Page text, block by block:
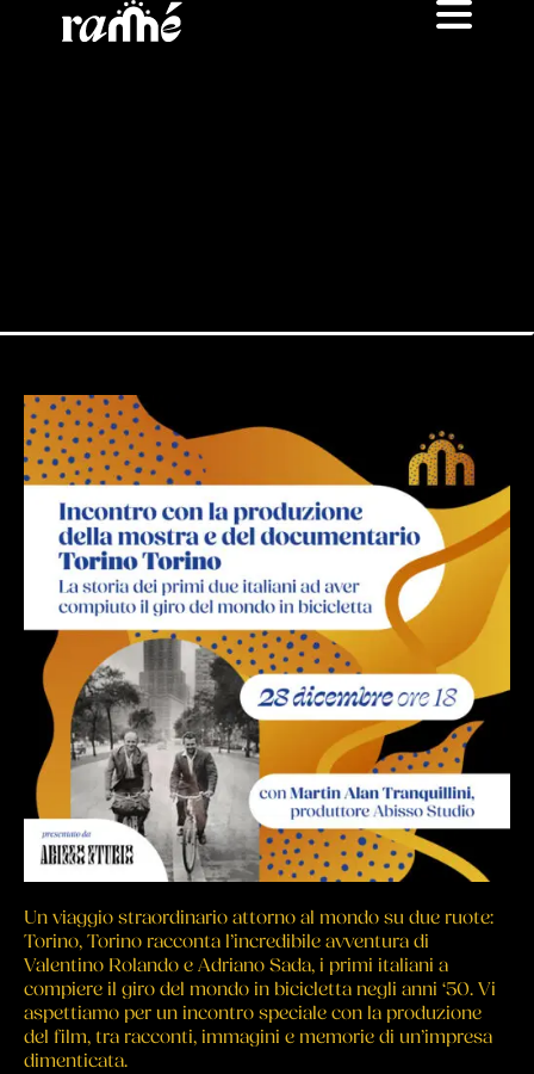
Un viaggio straordinario attorno al mondo su due ruote:
Torino, Torino racconta l’incredibile avventura di
Valentino Rolando e Adriano Sada, i primi italiani a
compiere il giro del mondo in bicicletta negli anni ‘50. Vi
aspettiamo per un incontro speciale con la produzione
del film, tra racconti, immagini e memorie di un’impresa
dimenticata.